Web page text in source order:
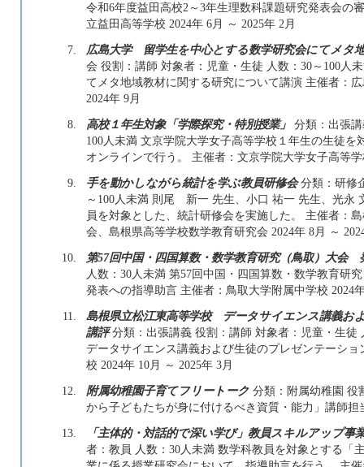
令和6年度益田高校2～3年生理数科課題研究発表会の
立益田高等学校 2024年 6月 ～ 2025年 2月
7.
広島大学 留学生を中心とする数学研究会にてメタ
会 役割：講師 対象者：児童・生徒 人数：30～100
てメタ地域教材に関する研究について講演 主催者：
2024年 9月
8.
高校１年生対象「学際探究・特別授業」
分類：出張
100人未満 文京学院大学女子高等学校１年生の生徒
オンラインで行う。 主催者：文京学院大学女子高等
9.
手を動かしながら統計を学ぶ教員研修会分類：研修
～100人未満 則尾 新一 先生、小口 祐一 先生、光永
員を対象とした、統計研修会を実施した。 主催者：
会、島根県高等学校数学教育研究会 2024年 8月 ～
10.
第57回中国・四国算数・数学教育研究（鳥取）大会
人数：30人未満 第57回中国・四国算数・数学教育
発表への指導助言 主催者：鳥取大学附属中学校 2024
11.
島根県立松江東高等学校 データサイエンス講義お
講評分類：出張講義 役割：講師 対象者：児童・生
データサイエンス講義および生徒のプレゼンテーシ
校 2024年 10月 ～ 2025年 3月
12.
附属幼稚園子育てフリートーク 分類：附属幼稚園 役
から子どもたちが身に付けるべき資質・能力」講師担
13.
「主体的・対話的で深い学び」教員スキルアップ事
者：教員 人数：30人未満 数学科教員を対象とする「